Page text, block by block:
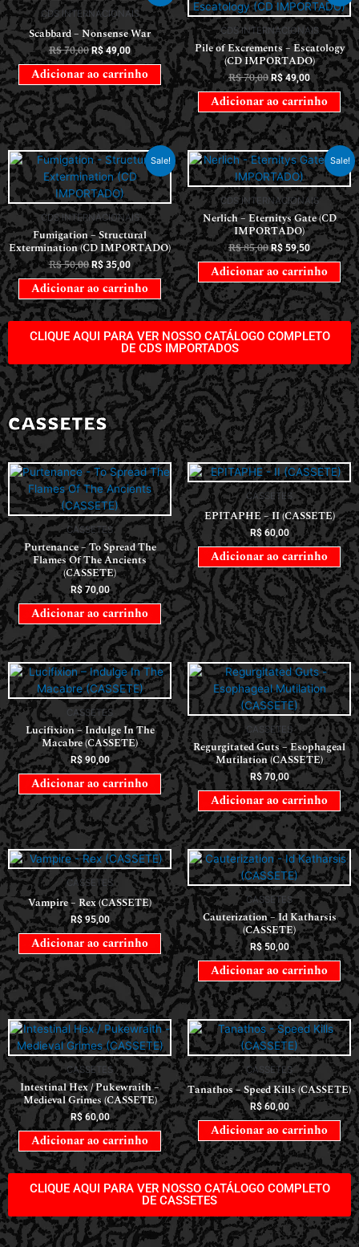
CDS INTERNACIONAIS
Scabbard – Nonsense War
R$70,00 R$49,00
Adicionar ao carrinho
CDS INTERNACIONAIS
Pile of Excrements – Escatology
(CD IMPORTADO)
R$70,00 R$49,00
Adicionar ao carrinho
Sale!
CDS INTERNACIONAIS
Fumigation – Structural
Extermination (CD IMPORTADO)
R$50,00 R$35,00
Adicionar ao carrinho
Sale!
CDS INTERNACIONAIS
Nerlich – Eternitys Gate (CD
IMPORTADO)
R$85,00 R$59,50
Adicionar ao carrinho
CLIQUE AQUI PARA VER NOSSO CATÁLOGO COMPLETO
DE CDS IMPORTADOS
CASSETES
CASSETES
Purtenance – To Spread The
Flames Of The Ancients
(CASSETE)
R$70,00
Adicionar ao carrinho
CASSETES
EPITAPHE – II (CASSETE)
R$60,00
Adicionar ao carrinho
CASSETES
Lucifixion – Indulge In The
Macabre (CASSETE)
R$90,00
Adicionar ao carrinho
CASSETES
Regurgitated Guts – Esophageal
Mutilation (CASSETE)
R$70,00
Adicionar ao carrinho
CASSETES
Vampire – Rex (CASSETE)
R$95,00
Adicionar ao carrinho
CASSETES
Cauterization – Id Katharsis
(CASSETE)
R$50,00
Adicionar ao carrinho
CASSETES
Intestinal Hex / Pukewraith –
Medieval Grimes (CASSETE)
R$60,00
Adicionar ao carrinho
CASSETES
Tanathos – Speed Kills (CASSETE)
R$60,00
Adicionar ao carrinho
CLIQUE AQUI PARA VER NOSSO CATÁLOGO COMPLETO
DE CASSETES